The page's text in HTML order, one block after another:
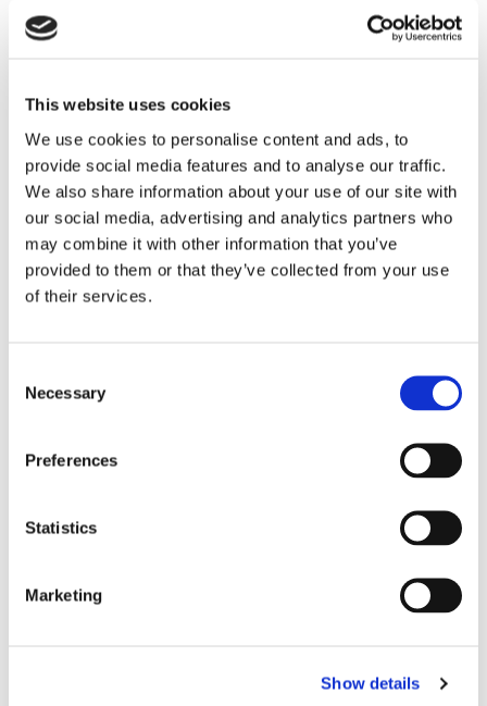
This website uses cookies
We use cookies to personalise content and ads, to
provide social media features and to analyse our traffic.
We also share information about your use of our site with
our social media, advertising and analytics partners who
may combine it with other information that you’ve
provided to them or that they’ve collected from your use
of their services.
Selection
Necessary
Preferences
Statistics
Marketing
Show details
Lars ”Lasse” Fransén
Blå genväg ska bana väg för
autonoma färjor